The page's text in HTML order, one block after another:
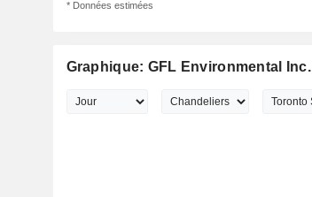
* Données estimées
Graphique: GFL Environmental Inc.